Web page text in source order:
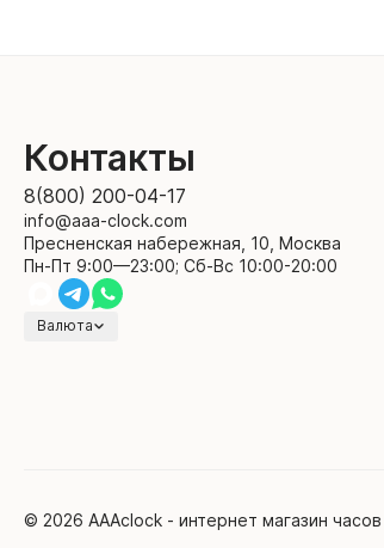
Контакты
8(800) 200-04-17
info@aaa-clock.com
Пресненская набережная, 10, Москва
Пн-Пт 9:00—23:00; Сб-Вс 10:00-20:00
Валюта
© 2026 AAAclock - интернет магазин часов